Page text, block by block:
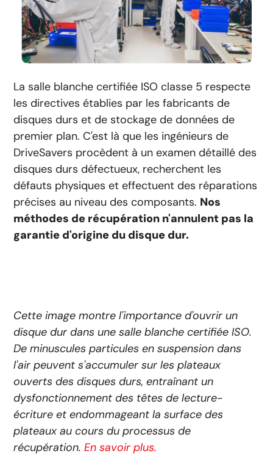
La salle blanche certifiée ISO classe 5 respecte
les directives établies par les fabricants de
disques durs et de stockage de données de
premier plan. C'est là que les ingénieurs de
DriveSavers procèdent à un examen détaillé des
disques durs défectueux, recherchent les
défauts physiques et effectuent des réparations
précises au niveau des composants. Nos
méthodes de récupération n'annulent pas la
garantie d'origine du disque dur.
Cette image montre l'importance d'ouvrir un
disque dur dans une salle blanche certifiée ISO.
De minuscules particules en suspension dans
l'air peuvent s'accumuler sur les plateaux
ouverts des disques durs, entraînant un
dysfonctionnement des têtes de lecture-
écriture et endommageant la surface des
plateaux au cours du processus de
récupération.En savoir plus.